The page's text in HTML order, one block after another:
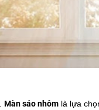
Màn sáo nhôm là lựa